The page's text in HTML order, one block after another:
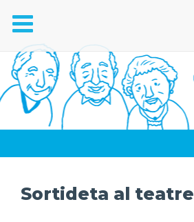
Toggle
navigation
Sortideta al teatre